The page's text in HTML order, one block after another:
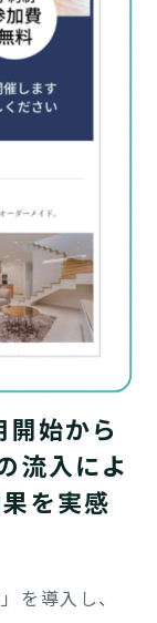
始から
流入によ
を実感
を導入し、